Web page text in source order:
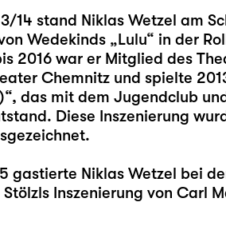
14 stand Niklas Wetzel am
Wedekinds „Lulu“ in der
2016 war er Mitglied des
Chemnitz und spielte
das mit dem Jugendclub
Diese Inszenierung
gastierte Niklas Wetzel bei
Inszenierung von Carl